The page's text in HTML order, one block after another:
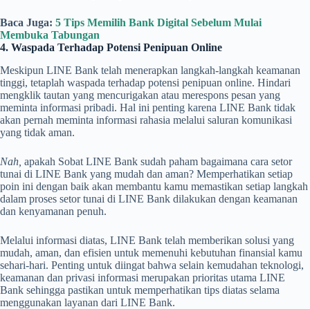
Baca Juga: 5 Tips Memilih Bank Digital Sebelum Mulai
Membuka Tabungan
4. Waspada Terhadap Potensi Penipuan Online
Meskipun LINE Bank telah menerapkan langkah-langkah keamanan
tinggi, tetaplah waspada terhadap potensi penipuan online. Hindari
mengklik tautan yang mencurigakan atau merespons pesan yang
meminta informasi pribadi. Hal ini penting karena LINE Bank tidak
akan pernah meminta informasi rahasia melalui saluran komunikasi
yang tidak aman.
Nah, apakah Sobat LINE Bank sudah paham bagaimana cara setor
tunai di LINE Bank yang mudah dan aman? Memperhatikan setiap
poin ini dengan baik akan membantu kamu memastikan setiap langkah
dalam proses setor tunai di LINE Bank dilakukan dengan keamanan
dan kenyamanan penuh.
Melalui informasi diatas, LINE Bank telah memberikan solusi yang
mudah, aman, dan efisien untuk memenuhi kebutuhan finansial kamu
sehari-hari. Penting untuk diingat bahwa selain kemudahan teknologi,
keamanan dan privasi informasi merupakan prioritas utama LINE
Bank sehingga pastikan untuk memperhatikan tips diatas selama
menggunakan layanan dari LINE Bank.